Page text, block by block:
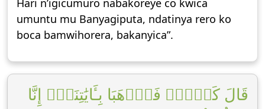
Hari n’igicumuro nabakoreye co kwica
umuntu mu Banyagiputa, ndatinya rero ko
boca bamwihorera, bakanyica”.
قَالَ كَلَّاۖ فَٱذۡهَبَا بِـَٔايَٰتِنَآۖ إِنَّا